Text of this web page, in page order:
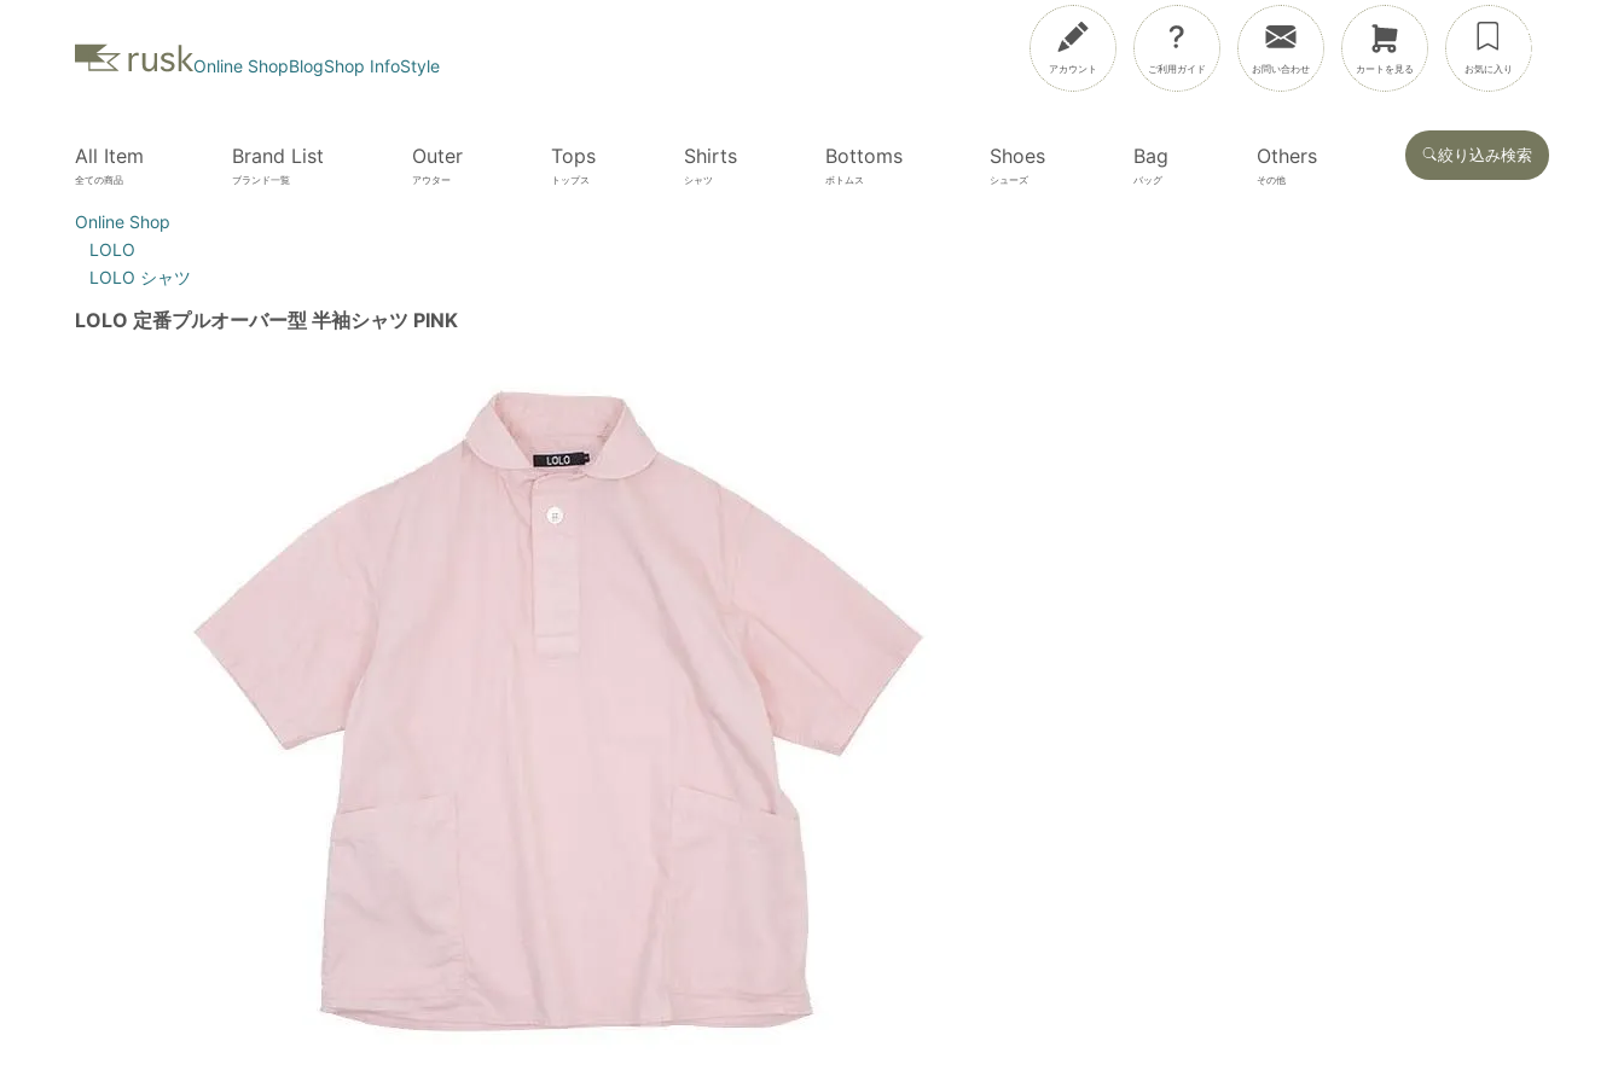
Online ShopBlogShop InfoStyle アカウント ご利用ガイド お問い合わせ カートを見る お気に入り
All Item
全ての商品
Brand List
ブランド一覧
Outer
アウター
Tops
トップス
Shirts
シャツ
Bottoms
ボトムス
Shoes
シューズ
Bag
バッグ
Others
その他
絞り込み検索
Online Shop
LOLO
LOLO シャツ
LOLO 定番プルオーバー型 半袖シャツ PINK